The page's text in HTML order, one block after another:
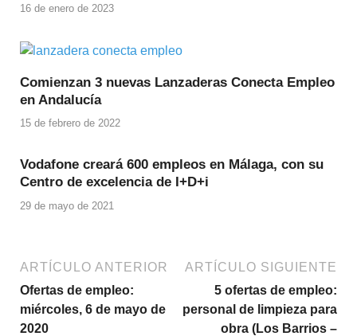
16 de enero de 2023
Comienzan 3 nuevas Lanzaderas Conecta Empleo
en Andalucía
15 de febrero de 2022
Vodafone creará 600 empleos en Málaga, con su
Centro de excelencia de I+D+i
29 de mayo de 2021
ARTÍCULO ANTERIOR
Ofertas de empleo:
miércoles, 6 de mayo de
2020
ARTÍCULO SIGUIENTE
5 ofertas de empleo:
personal de limpieza para
obra (Los Barrios –